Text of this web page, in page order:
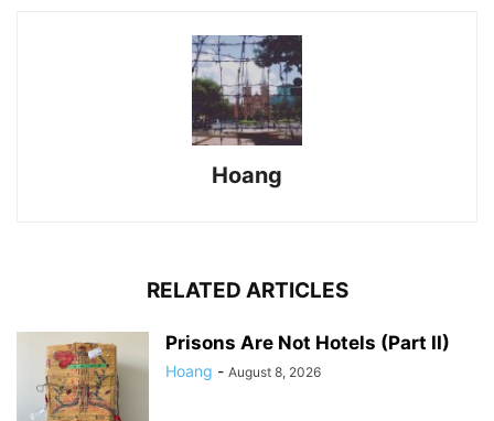
Hoang
RELATED ARTICLES
Prisons Are Not Hotels (Part II)
Hoang - August 8, 2026